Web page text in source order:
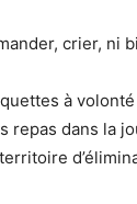
crier, ni
à
repas dans la